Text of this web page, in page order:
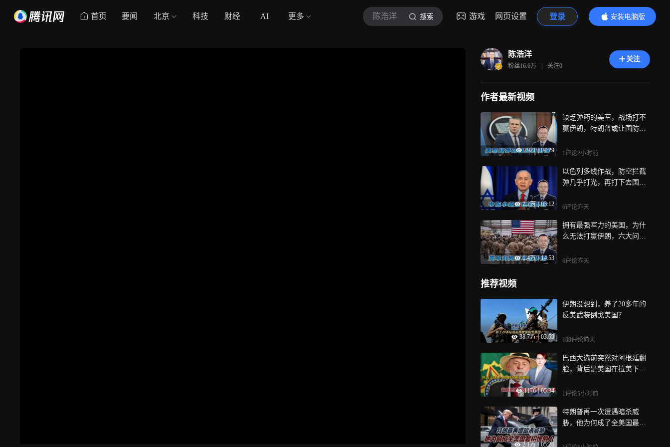
首页 要闻 北京 科技 财经 AI 更多 陈浩洋 搜索 游戏 网页设置 登录
安装电脑版
内容更精彩
陈浩洋
粉丝16.6万 | 关注0
关注
作者最新视频
2921 | 04:29
缺乏弹药的美军，战场打不
赢伊朗，特朗普或让国防部
1评论2小时前
2.2万 | 05:12
以色列多线作战，防空拦截
弹几乎打光，再打下去国土
6评论昨天
1.4万 | 14:53
拥有最强军力的美国，为什
么无法打赢伊朗，六大问题
6评论昨天
推荐视频
38.7万 | 03:59
伊朗没想到，养了20多年的
反美武装倒戈美国？
108评论前天
1176 | 05:34
巴西大选前突然对阿根廷翻
脸，背后是美国在拉美下一
1评论5小时前
2.1万 | 05:26
特朗普再一次遭遇暗杀威
胁，他为何成了全美国最招
保护吗？